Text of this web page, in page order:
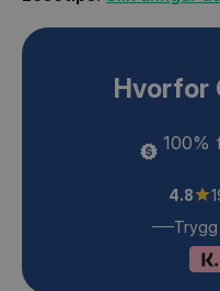
Hvorfor
100%
4.8